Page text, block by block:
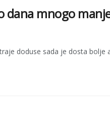
dana mnogo
doduse sada je dosta bolje